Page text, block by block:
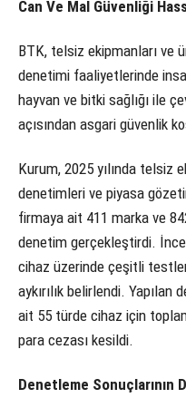
Can Ve Mal Güvenliği
BTK, telsiz ekipmanları ve
denetimi faaliyetlerinde
hayvan ve bitki sağlığı ile
açısından asgari güvenlik
Kurum, 2025 yılında telsiz
denetimleri ve piyasa
firmaya ait 411 marka ve
denetim gerçekleştirdi.
cihaz üzerinde çeşitli testler
aykırılık belirlendi.
ait 55 türde cihaz için
para cezası kesildi.
Denetleme Sonuçlarının